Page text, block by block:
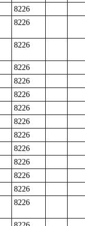
8226
8226
8226
8226
8226
8226
8226
8226
8226
8226
8226
8226
8226
8226